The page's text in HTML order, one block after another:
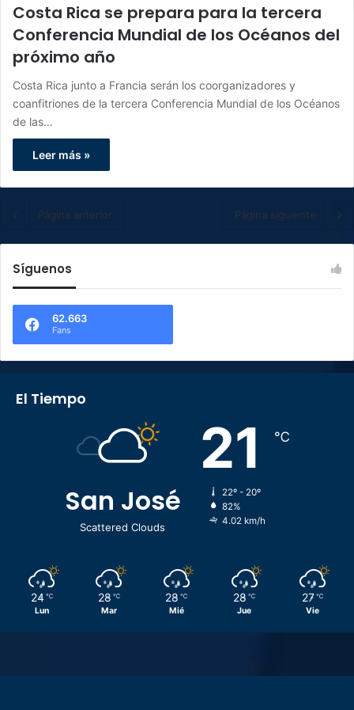
Costa Rica se prepara para la tercera
Conferencia Mundial de los Océanos del
próximo año
Costa Rica junto a Francia serán los coorganizadores y
coanfitriones de la tercera Conferencia Mundial de los Océanos
de las…
Leer más »
Página anterior Página siguiente
Síguenos
62.663
Fans
El Tiempo
San José
Scattered Clouds
21 ℃
22º - 20º
82%
4.02 km/h
24 ℃
Lun
28 ℃
Mar
28 ℃
Mié
28 ℃
Jue
27 ℃
Vie